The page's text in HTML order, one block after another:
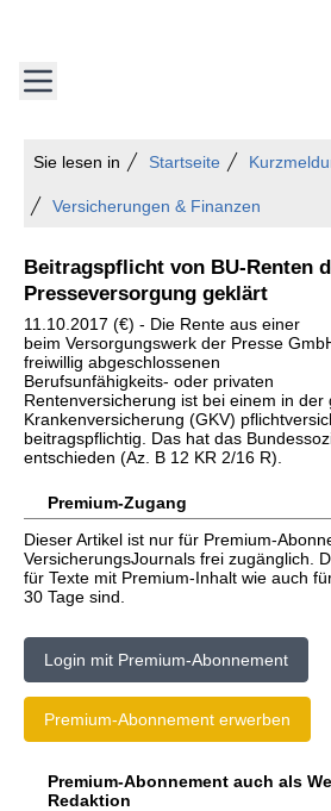
Sie lesen in Startseite
Versicherungen & Finanzen
Beitragspflicht von BU-Renten
Presseversorgung geklärt
11.10.2017 (€) - Die Rente aus einer
beim Versorgungswerk der Presse
freiwillig abgeschlossenen
Berufsunfähigkeits- oder privaten
Rentenversicherung ist bei einem in der
Krankenversicherung (GKV)
beitragspflichtig. Das hat das
entschieden (Az. B 12 KR 2/16 R).
Premium-Zugang
Dieser Artikel ist nur für Premium-
VersicherungsJournals frei zugänglich.
für Texte mit Premium-Inhalt wie auch
30 Tage sind.
Login mit Premium-Abonnement
Premium-Abonnement erwerben
Premium-Abonnement auch als
Redaktion